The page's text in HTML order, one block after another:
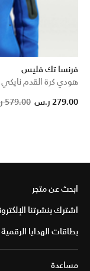
فرنسا تك فليس
هودي كرة القدم نايكي
from
579.00 ر.س 279.00 ر.س
ابحث عن متجر
اشترك بنشرتنا
بطاقات الهدايا الرقمية
مساعدة